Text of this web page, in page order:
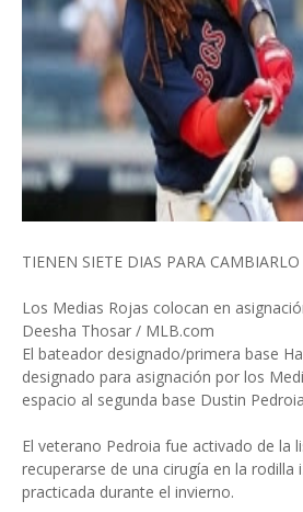
TIENEN SIETE DIAS PARA
Los Medias Rojas colocan en
Deesha Thosar / MLB.com
El bateador designado/primera base
designado para asignación por los
espacio al segunda base Dustin
El veterano Pedroia fue activado de la
recuperarse de una cirugía en la rodilla
practicada durante el invierno.